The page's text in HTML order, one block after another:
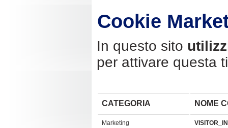
Cookie
In questo sito
per attivare questa
CATEGORIA NOME
Marketing